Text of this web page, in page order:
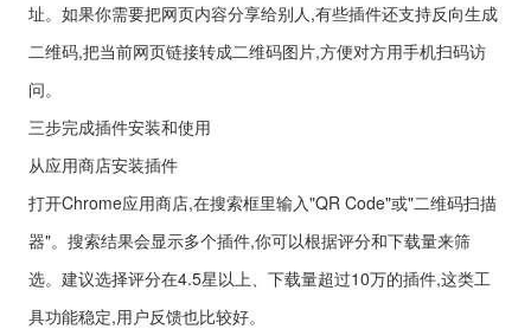
址。如果你需要把网页内容分享给别人,有些插件还支持反向生成
二维码,把当前网页链接转成二维码图片,方便对方用手机扫码访
问。
三步完成插件安装和使用
从应用商店安装插件
打开Chrome应用商店,在搜索框里输入"QR Code"或"二维码扫描
器"。搜索结果会显示多个插件,你可以根据评分和下载量来筛
选。建议选择评分在4.5星以上、下载量超过10万的插件,这类工
具功能稳定,用户反馈也比较好。